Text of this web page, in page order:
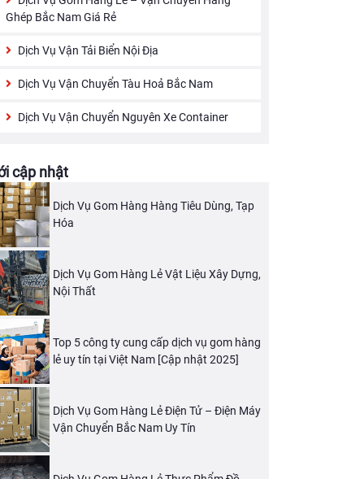
Ghép Bắc Nam Giá Rẻ
Dịch Vụ Vận Tải Biển Nội Địa
Dịch Vụ Vận Chuyển Tàu Hoả Bắc Nam
Dịch Vụ Vận Chuyển Nguyên Xe Container
cập nhật
Dịch Vụ Gom Hàng Hàng Tiêu Dùng, Tạp
Hóa
Dịch Vụ Gom Hàng Lẻ Vật Liệu Xây Dựng,
Nội Thất
Top 5 công ty cung cấp dịch vụ gom hàng
lẻ uy tín tại Việt Nam [Cập nhật 2025]
Dịch Vụ Gom Hàng Lẻ Điện Tử – Điện Máy
Vận Chuyển Bắc Nam Uy Tín